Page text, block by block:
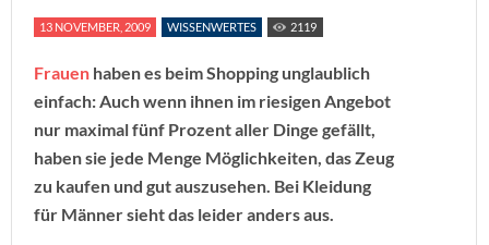
13 NOVEMBER, 2009 WISSENWERTES 2119
Frauen haben es beim Shopping unglaublich
einfach: Auch wenn ihnen im riesigen Angebot
nur maximal fünf Prozent aller Dinge gefällt,
haben sie jede Menge Möglichkeiten, das Zeug
zu kaufen und gut auszusehen. Bei Kleidung
für Männer sieht das leider anders aus.